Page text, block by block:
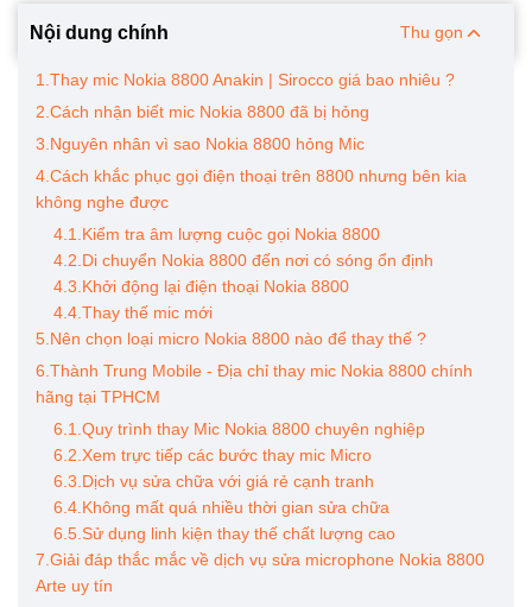
Nội dung chính Thu gọn
1.Thay mic Nokia 8800 Anakin | Sirocco giá bao nhiêu ?
2.Cách nhận biết mic Nokia 8800 đã bị hỏng
3.Nguyên nhân vì sao Nokia 8800 hỏng Mic
4.Cách khắc phục gọi điện thoại trên 8800 nhưng bên kia
không nghe được
4.1.Kiểm tra âm lượng cuộc gọi Nokia 8800
4.2.Di chuyển Nokia 8800 đến nơi có sóng ổn định
4.3.Khởi động lại điện thoại Nokia 8800
4.4.Thay thế mic mới
5.Nên chọn loại micro Nokia 8800 nào để thay thế ?
6.Thành Trung Mobile - Địa chỉ thay mic Nokia 8800 chính
hãng tại TPHCM
6.1.Quy trình thay Mic Nokia 8800 chuyên nghiệp
6.2.Xem trực tiếp các bước thay mic Micro
6.3.Dịch vụ sửa chữa với giá rẻ cạnh tranh
6.4.Không mất quá nhiều thời gian sửa chữa
6.5.Sử dụng linh kiện thay thế chất lượng cao
7.Giải đáp thắc mắc về dịch vụ sửa microphone Nokia 8800
Arte uy tín